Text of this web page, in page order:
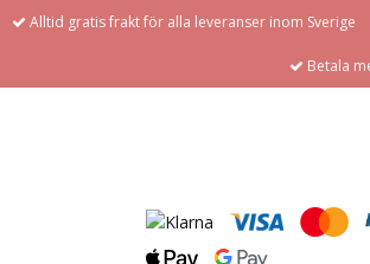
Alltid gratis frakt för alla leveranser inom Sverige
Betala